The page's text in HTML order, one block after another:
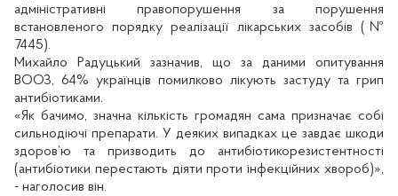
адміністративні правопорушення за порушення
встановленого порядку реалізації лікарських засобів (№
7445).
Михайло Радуцький зазначив, що за даними опитування
ВООЗ, 64% українців помилково лікують застуду та грип
антибіотиками.
«Як бачимо, значна кількість громадян сама призначає собі
сильнодіючі препарати. У деяких випадках це завдає шкоди
здоров’ю та призводить до антибіотикорезистентності
(антибіотики перестають діяти проти інфекційних хвороб)»,
- наголосив він.